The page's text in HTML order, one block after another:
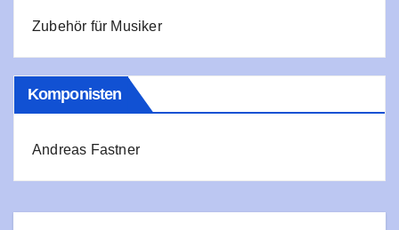
Zubehör für Musiker
Komponisten
Andreas Fastner